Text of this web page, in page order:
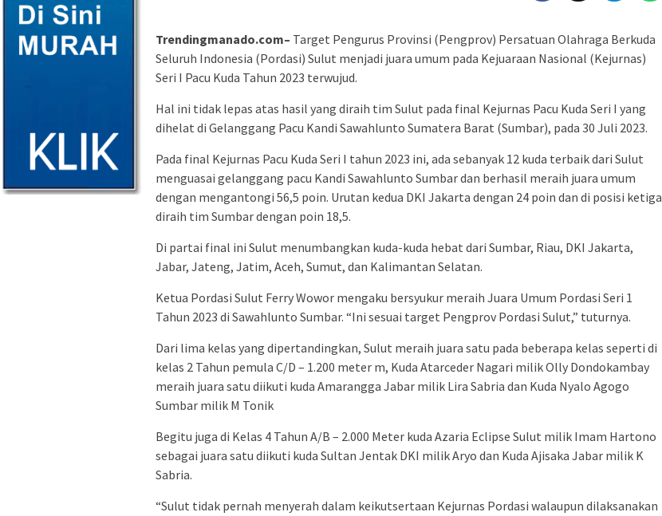
Trendingmanado.com– Target Pengurus Provinsi (Pengprov) Persatuan Olahraga Berkuda
Seluruh Indonesia (Pordasi) Sulut menjadi juara umum pada Kejuaraan Nasional (Kejurnas)
Seri I Pacu Kuda Tahun 2023 terwujud.
Hal ini tidak lepas atas hasil yang diraih tim Sulut pada final Kejurnas Pacu Kuda Seri I yang
dihelat di Gelanggang Pacu Kandi Sawahlunto Sumatera Barat (Sumbar), pada 30 Juli 2023.
Pada final Kejurnas Pacu Kuda Seri I tahun 2023 ini, ada sebanyak 12 kuda terbaik dari Sulut
menguasai gelanggang pacu Kandi Sawahlunto Sumbar dan berhasil meraih juara umum
dengan mengantongi 56,5 poin. Urutan kedua DKI Jakarta dengan 24 poin dan di posisi ketiga
diraih tim Sumbar dengan poin 18,5.
Di partai final ini Sulut menumbangkan kuda-kuda hebat dari Sumbar, Riau, DKI Jakarta,
Jabar, Jateng, Jatim, Aceh, Sumut, dan Kalimantan Selatan.
Ketua Pordasi Sulut Ferry Wowor mengaku bersyukur meraih Juara Umum Pordasi Seri 1
Tahun 2023 di Sawahlunto Sumbar. “Ini sesuai target Pengprov Pordasi Sulut,” tuturnya.
Dari lima kelas yang dipertandingkan, Sulut meraih juara satu pada beberapa kelas seperti di
kelas 2 Tahun pemula C/D – 1.200 meter m, Kuda Atarceder Nagari milik Olly Dondokambay
meraih juara satu diikuti kuda Amarangga Jabar milik Lira Sabria dan Kuda Nyalo Agogo
Sumbar milik M Tonik
Begitu juga di Kelas 4 Tahun A/B – 2.000 Meter kuda Azaria Eclipse Sulut milik Imam Hartono
sebagai juara satu diikuti kuda Sultan Jentak DKI milik Aryo dan Kuda Ajisaka Jabar milik K
Sabria.
“Sulut tidak pernah menyerah dalam keikutsertaan Kejurnas Pordasi walaupun dilaksanakan